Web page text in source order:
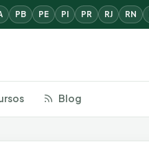
PB PE PI PR RJ RN
Blog